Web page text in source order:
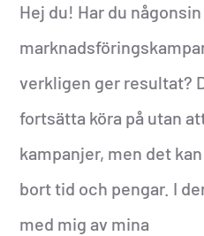
Hej du! Har du
verkligen ger resultat?
fortsätta köra på utan
kampanjer, men det
bort tid och pengar. I
med mig av mina